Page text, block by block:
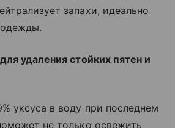
запахи, идеально
удаления стойких пятен и
уксуса в воду при последнем
не только освежить